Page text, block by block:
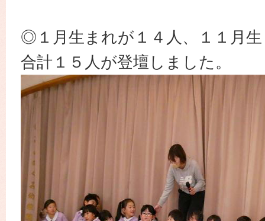
◎１月生まれが１４人、１１月
合計１５人が登壇しました。